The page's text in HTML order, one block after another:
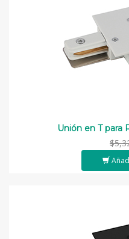
Unión en T para